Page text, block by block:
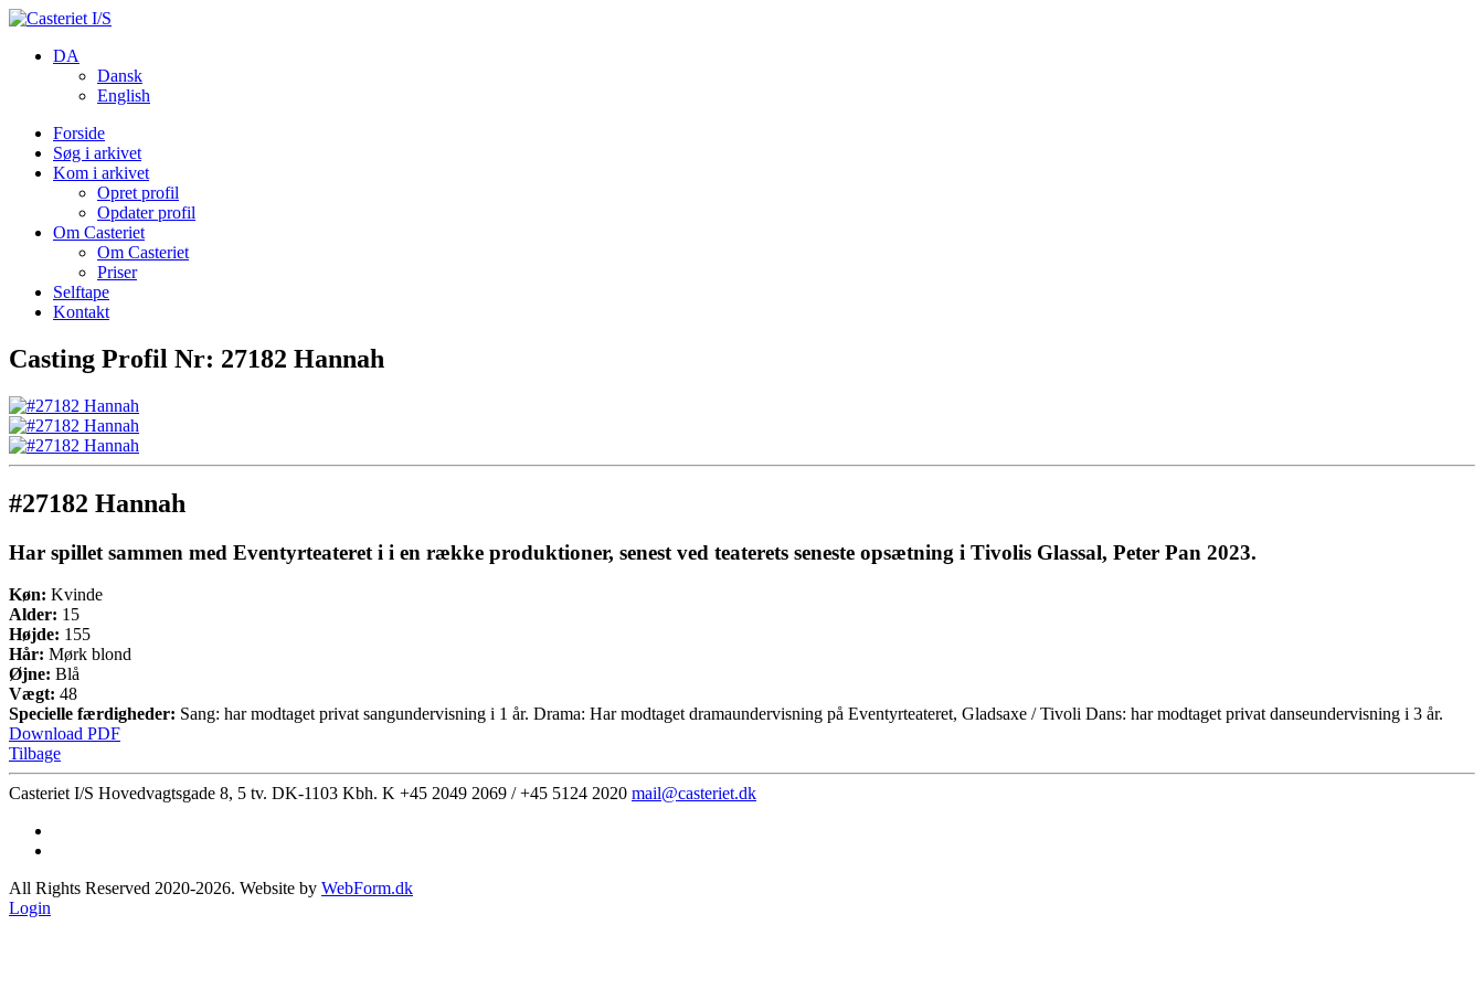
DA
Dansk
English
Forside
Søg i arkivet
Kom i arkivet
Opret profil
Opdater profil
Om Casteriet
Om Casteriet
Priser
Selftape
Kontakt
Casting Profil Nr: 27182 Hannah
#27182 Hannah
Har spillet sammen med Eventyrteateret i i en række produktioner, senest ved teaterets seneste opsætning i Tivolis Glassal, Peter Pan 2023.
Køn: Kvinde
Alder: 15
Højde: 155
Hår: Mørk blond
Øjne: Blå
Vægt: 48
Specielle færdigheder: Sang: har modtaget privat sangundervisning i 1 år. Drama: Har modtaget dramaundervisning på Eventyrteateret, Gladsaxe / Tivoli Dans: har modtaget privat danseundervisning i 3 år.
Download PDF
Tilbage
Casteriet I/S Hovedvagtsgade 8, 5 tv. DK-1103 Kbh. K +45 2049 2069 / +45 5124 2020 mail@casteriet.dk
All Rights Reserved 2020-2026. Website by WebForm.dk
Login